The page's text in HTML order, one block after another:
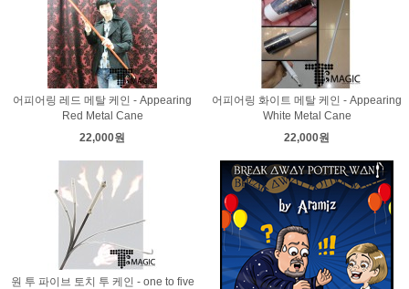
어피어링 레드 메탈 케인 - Appearing
Red Metal Cane
22,000원
어피어링 화이트 메탈 케인 - Appearing
White Metal Cane
22,000원
원 투 파이브 토치 투 케인 - one to five